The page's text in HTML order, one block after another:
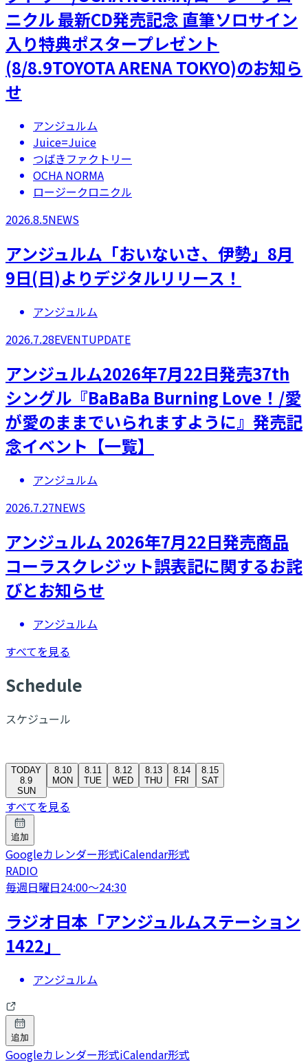
ニクル 最新CD発売記念 直筆ソロサイン
入り特典ポスタープレゼント
(8/8.9TOYOTA ARENA TOKYO)のお知ら
せ
アンジュルム
Juice=Juice
つばきファクトリー
OCHA NORMA
ロージークロニクル
2026.8.5NEWS
アンジュルム「おいないさ、伊勢」8月
9日(日)よりデジタルリリース！
アンジュルム
2026.7.28EVENTUPDATE
アンジュルム2026年7月22日発売37th
シングル『BaBaBa Burning Love！/愛
が愛のままでいられますように』発売記
念イベント【一覧】
アンジュルム
2026.7.27NEWS
アンジュルム 2026年7月22日発売商品
コーラスクレジット誤表記に関するお詫
びとお知らせ
アンジュルム
すべてを見る
Schedule
スケジュール
TODAY
8.9
SUN
8.10
MON
8.11
TUE
8.12
WED
8.13
THU
8.14
FRI
8.15
SAT
すべてを見る
追加
Googleカレンダー形式iCalendar形式
RADIO
毎週日曜日24:00〜24:30
ラジオ日本「アンジュルムステーション
1422」
アンジュルム
追加
Googleカレンダー形式iCalendar形式